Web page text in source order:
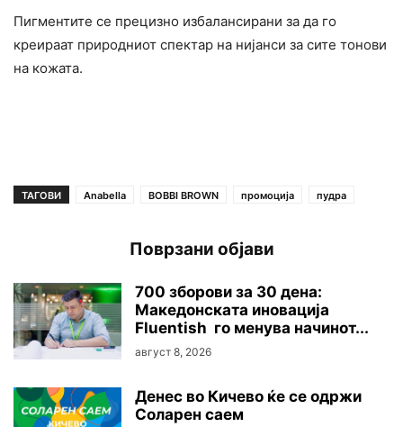
Пигментите се прецизно избалансирани за да го
креираат природниот спектар на нијанси за сите тонови
на кожата.
ТАГОВИ Anabella BOBBI BROWN промоција пудра
Поврзани објави
700 зборови за 30 дена:
Македонската иновација
Fluentish го менува начинот...
август 8, 2026
Денес во Кичево ќе се одржи
Соларен саем